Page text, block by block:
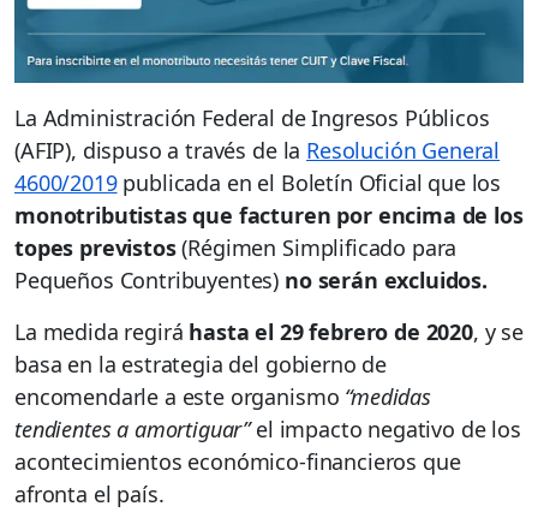
La Administración Federal de Ingresos Públicos
(AFIP), dispuso a través de la Resolución General
4600/2019publicada en el Boletín Oficial que los
monotributistas que facturen por encima de los
topes previstos(Régimen Simplificado para
Pequeños Contribuyentes) no serán excluidos.
La medida regirá hasta el 29 febrero de 2020, y se
basa en la estrategia del gobierno de
encomendarle a este organismo “medidas
tendientes a amortiguar”el impacto negativo de los
acontecimientos económico-financieros que
afronta el país.